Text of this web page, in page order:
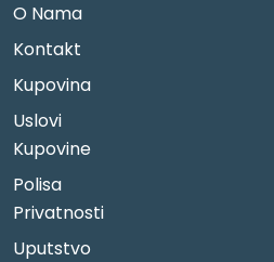
O Nama
Kontakt
Kupovina
Uslovi
Kupovine
Polisa
Privatnosti
Uputstvo